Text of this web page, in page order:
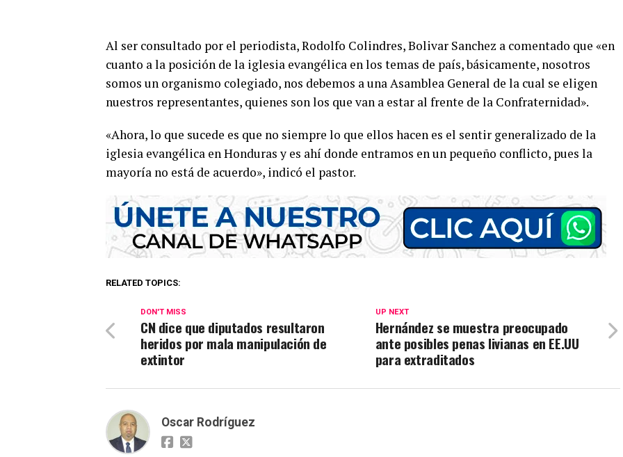
Al ser consultado por el periodista, Rodolfo Colindres, Bolivar Sanchez a comentado que «en
cuanto a la posición de la iglesia evangélica en los temas de país, básicamente, nosotros
somos un organismo colegiado, nos debemos a una Asamblea General de la cual se eligen
nuestros representantes, quienes son los que van a estar al frente de la Confraternidad».
«Ahora, lo que sucede es que no siempre lo que ellos hacen es el sentir generalizado de la
iglesia evangélica en Honduras y es ahí donde entramos en un pequeño conflicto, pues la
mayoría no está de acuerdo», indicó el pastor.
RELATED TOPICS:
UP NEXT
Hernández se muestra preocupado
ante posibles penas livianas en EE.UU
para extraditados
DON'T MISS
CN dice que diputados resultaron
heridos por mala manipulación de
extintor
Oscar Rodríguez